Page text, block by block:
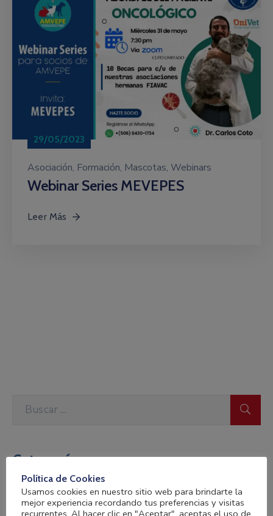
29/05/2023
Asociación‚ Formación‚ Mascotas‚ Webinars
Webinar Series MEVEPES
Leer Más
Categorías
Asociación
Política de Cookies
Usamos cookies en nuestro sitio web para brindarte la
mejor experiencia recordando tus preferencias y visitas